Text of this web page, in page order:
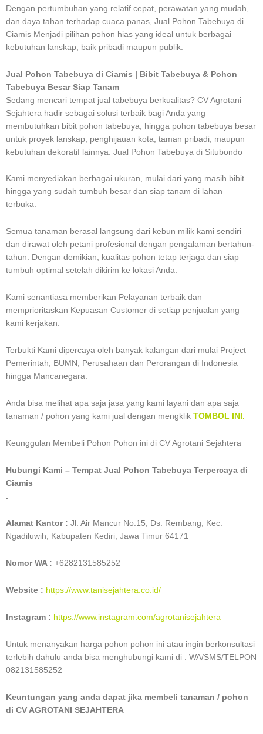
Dengan pertumbuhan yang relatif cepat, perawatan yang mudah,
dan daya tahan terhadap cuaca panas, Jual Pohon Tabebuya di
Ciamis Menjadi pilihan pohon hias yang ideal untuk berbagai
kebutuhan lanskap, baik pribadi maupun publik.
Jual Pohon Tabebuya di Ciamis | Bibit Tabebuya & Pohon
Tabebuya Besar Siap Tanam
Sedang mencari tempat jual tabebuya berkualitas? CV Agrotani
Sejahtera hadir sebagai solusi terbaik bagi Anda yang
membutuhkan bibit pohon tabebuya, hingga pohon tabebuya besar
untuk proyek lanskap, penghijauan kota, taman pribadi, maupun
kebutuhan dekoratif lainnya. Jual Pohon Tabebuya di Situbondo
Kami menyediakan berbagai ukuran, mulai dari yang masih bibit
hingga yang sudah tumbuh besar dan siap tanam di lahan
terbuka.
Semua tanaman berasal langsung dari kebun milik kami sendiri
dan dirawat oleh petani profesional dengan pengalaman bertahun-
tahun. Dengan demikian, kualitas pohon tetap terjaga dan siap
tumbuh optimal setelah dikirim ke lokasi Anda.
Kami senantiasa memberikan Pelayanan terbaik dan
memprioritaskan Kepuasan Customer di setiap penjualan yang
kami kerjakan.
Terbukti Kami dipercaya oleh banyak kalangan dari mulai Project
Pemerintah, BUMN, Perusahaan dan Perorangan di Indonesia
hingga Mancanegara.
Anda bisa melihat apa saja jasa yang kami layani dan apa saja
tanaman / pohon yang kami jual dengan mengklik TOMBOL INI.
Keunggulan Membeli Pohon Pohon ini di CV Agrotani Sejahtera
Hubungi Kami – Tempat Jual Pohon Tabebuya Terpercaya di
Ciamis
.
Alamat Kantor : Jl. Air Mancur No.15, Ds. Rembang, Kec.
Ngadiluwih, Kabupaten Kediri, Jawa Timur 64171
Nomor WA : +6282131585252
Website : https://www.tanisejahtera.co.id/
Instagram : https://www.instagram.com/agrotanisejahtera
Untuk menanyakan harga pohon pohon ini atau ingin berkonsultasi
terlebih dahulu anda bisa menghubungi kami di : WA/SMS/TELPON
082131585252
Keuntungan yang anda dapat jika membeli tanaman / pohon
di CV AGROTANI SEJAHTERA